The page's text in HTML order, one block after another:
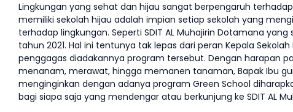
Lingkungan yang sehat dan hijau sangat berpengaruh
memiliki sekolah hijau adalah impian setiap sekolah yang
terhadap lingkungan. Seperti SDIT AL Muhajirin Dotamana
tahun 2021. Hal ini tentunya tak lepas dari peran Kepala Sekolah
penggagas diadakannya program tersebut. Dengan harapan
menanam, merawat, hingga memanen tanaman, Bapak Ibu
menginginkan dengan adanya program Green School
bagi siapa saja yang mendengar atau berkunjung ke SDIT AL